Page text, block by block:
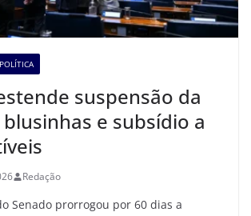
POLÍTICA
suspensão da
e subsídio a
Redação
Senado prorrogou por 60 dias a